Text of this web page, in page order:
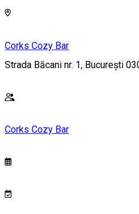
Corks Cozy Bar
Strada Băcani nr. 1, București
Corks Cozy Bar